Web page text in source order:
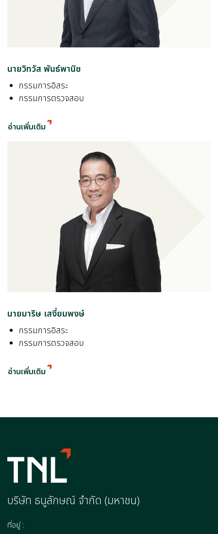
นายวิทวัส พันธ์พานิช
กรรมการอิสระ
กรรมการตรวจสอบ
อ่านเพิ่มเติม
นายมาริษ เสงี่ยมพงษ์
กรรมการอิสระ
กรรมการตรวจสอบ
อ่านเพิ่มเติม
บริษัท ธนูลักษณ์ จำกัด (มหาชน)
ที่อยู่ :